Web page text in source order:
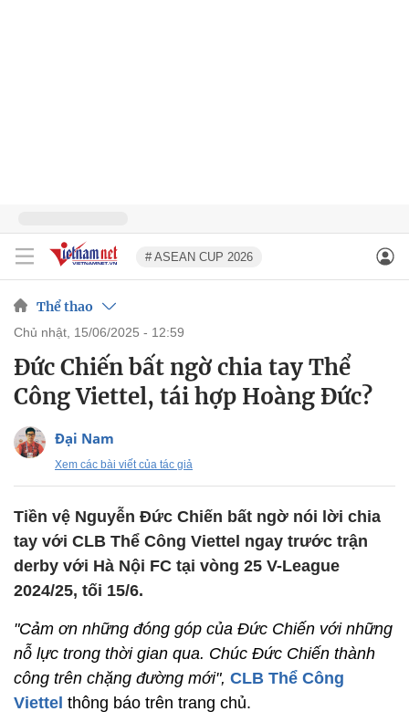
# ASEAN CUP 2026
Thể thao
chủ nhật, 15/06/2025 - 12:59
Đức Chiến bất ngờ chia tay Thể
Công Viettel, tái hợp Hoàng Đức?
Đại Nam
Xem các bài viết của tác giả
Tiền vệ Nguyễn Đức Chiến bất ngờ nói lời chia
tay với CLB Thể Công Viettel ngay trước trận
derby với Hà Nội FC tại vòng 25 V-League
2024/25, tối 15/6.
"Cảm ơn những đóng góp của Đức Chiến với những
nỗ lực trong thời gian qua. Chúc Đức Chiến thành
công trên chặng đường mới", CLB Thể Công
Viettel thông báo trên trang chủ.